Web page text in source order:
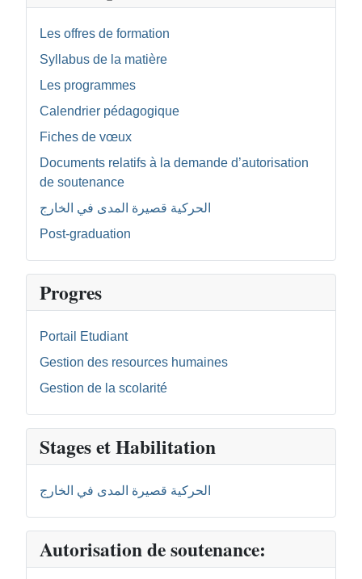
Les offres de formation
Syllabus de la matière
Les programmes
Calendrier pédagogique
Fiches de vœux
Documents relatifs à la demande d’autorisation
de soutenance
الحركية قصيرة المدى في الخارج
Post-graduation
Progres
Portail Etudiant
Gestion des resources humaines
Gestion de la scolarité
Stages et Habilitation
الحركية قصيرة المدى في الخارج
Autorisation de soutenance: